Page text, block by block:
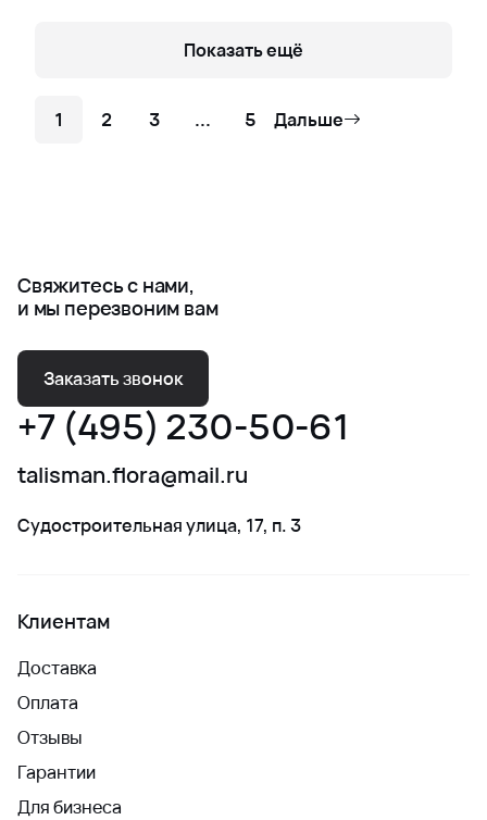
Показать ещё
1 2 3 ... 5 Дальше
Свяжитесь с нами,
и мы перезвоним вам
Заказать звонок
+7 (495) 230-50-61
talisman.flora@mail.ru
Судостроительная улица, 17, п. 3
Клиентам
Доставка
Оплата
Отзывы
Гарантии
Для бизнеса